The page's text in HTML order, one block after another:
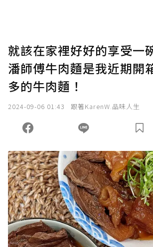
就該在家裡好好的享受一
潘師傅牛肉麵是我近期開
多的牛肉麵！
2024-09-06 01:43 跟著KarenW.品味人生